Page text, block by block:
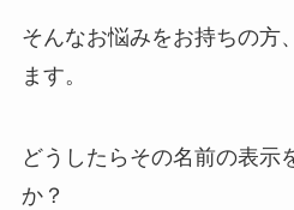
そんなお悩みをお持ちの方
ます。
どうしたらその名前の表示
か？